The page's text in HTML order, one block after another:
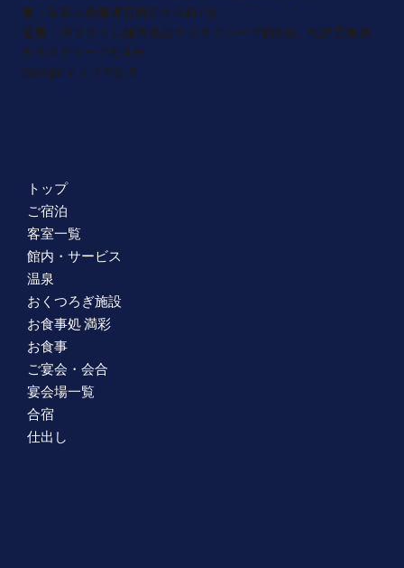
車：阪和自動車道有田ICから約7分
電車：JRきのくに線箕島駅からタクシーで約8分、紀伊宮原駅
からタクシーで約4分
Googleマップで見る
トップ
ご宿泊
客室一覧
館内・サービス
温泉
おくつろぎ施設
お食事処 満彩
お食事
ご宴会・会合
宴会場一覧
合宿
仕出し